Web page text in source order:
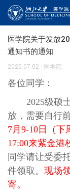
医学院关于发放
通知书的通知
2025.07.02 · 医学院
各位同学：
2025级硕
放，需要自行
7月9-10日（下
17:00来紫金港
同学请让受委
件领取。 现场
寄。